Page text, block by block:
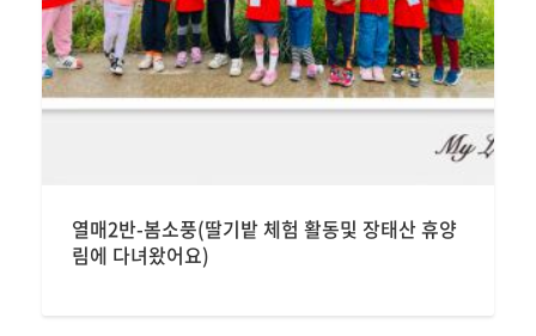
열매2반-봄소풍(딸기밭 체험 활동및 장태산 휴양
림에 다녀왔어요)